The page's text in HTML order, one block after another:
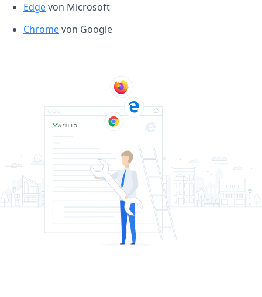
Edgevon Microsoft
Chromevon Google